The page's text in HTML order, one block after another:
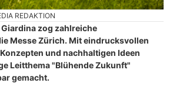
REDAKTION
zog zahlreiche
Messe Zürich. Mit eindrucksvollen
und nachhaltigen Ideen
Leitthema "Blühende Zukunft"
gemacht.